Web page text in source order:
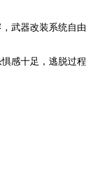
武器改装系统自由
感十足，逃脱过程